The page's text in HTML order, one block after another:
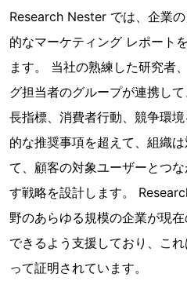
Research Nester では、企業
的なマーケティング レポート
ます。 当社の熟練した研究者
グ担当者のグループが連携し
長指標、消費者行動、競争環
的な推奨事項を超えて、組織
て、顧客の対象ユーザーとつ
す戦略を設計します。
野のあらゆる規模の企業が現
できるよう支援しており、こ
って証明されています。